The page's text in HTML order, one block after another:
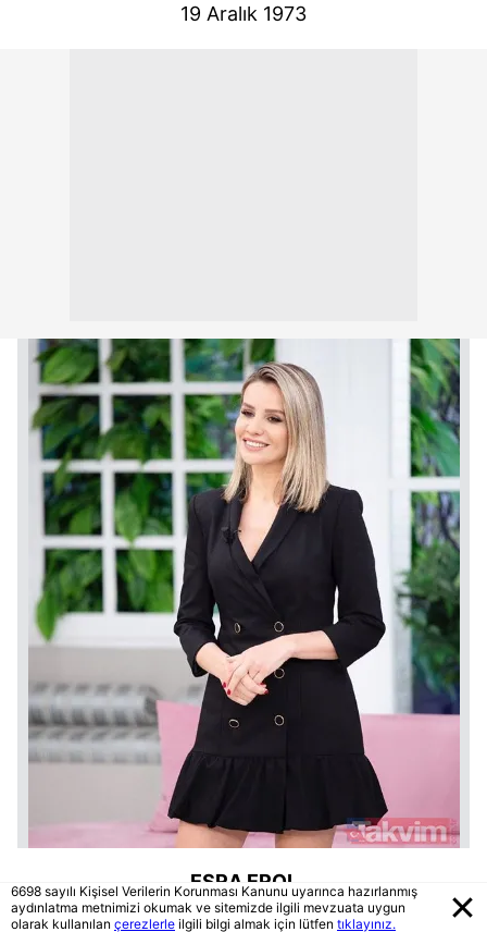
19 Aralık 1973
ESRA EROL
6698 sayılı Kişisel Verilerin Korunması Kanunu uyarınca hazırlanmış
aydınlatma metnimizi okumak ve sitemizde ilgili mevzuata uygun
olarak kullanılan çerezlerle ilgili bilgi almak için lütfen tıklayınız.